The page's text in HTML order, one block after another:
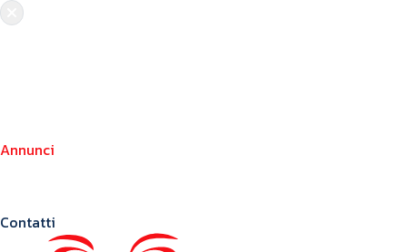
Annunci
Contatti